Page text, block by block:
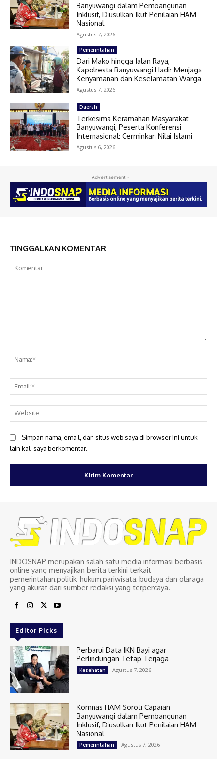
Banyuwangi dalam Pembangunan
Inklusif, Diusulkan Ikut Penilaian HAM
Nasional
Agustus 7, 2026
Pemerintahan
Dari Mako hingga Jalan Raya,
Kapolresta Banyuwangi Hadir Menjaga
Kenyamanan dan Keselamatan Warga
Agustus 7, 2026
Daerah
Terkesima Keramahan Masyarakat
Banyuwangi, Peserta Konferensi
Internasional: Cerminkan Nilai Islami
Agustus 6, 2026
- Advertisement -
TINGGALKAN KOMENTAR
Simpan nama, email, dan situs web saya di browser ini untuk
lain kali saya berkomentar.
INDOSNAP merupakan salah satu media informasi berbasis
online yang menyajikan berita terkini terkait
pemerintahan,politik, hukum,pariwisata, budaya dan olaraga
yang akurat dari sumber redaksi yang terpercaya.
Editor Picks
Perbarui Data JKN Bayi agar
Perlindungan Tetap Terjaga
Kesehatan Agustus 7, 2026
Komnas HAM Soroti Capaian
Banyuwangi dalam Pembangunan
Inklusif, Diusulkan Ikut Penilaian HAM
Nasional
Pemerintahan Agustus 7, 2026